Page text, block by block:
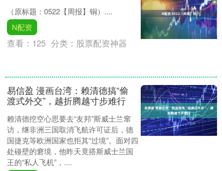
（原标题：0522【周报】铜）....
N配资
查看： 125 分类： 股票配资神器
易信盈 漫画台湾：赖清德搞“偷
渡式外交”，越折腾越寸步难行
赖清德挖空心思要去“友邦”斯威士兰窜
访，继非洲三国取消飞航许可证后，德
国捷克等欧洲国家也拒其“过境”。面对四
处碰壁的窘境，他昨天竟搭斯威士兰国
王的“私人飞机”，....